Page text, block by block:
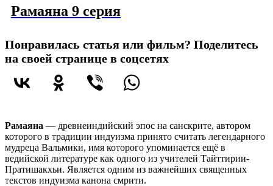
Рамаяна 9 серия
Понравилась статья или фильм? Поделитесь
на своей странице в соцсетях
Рамаяна — древнеиндийский эпос на санскрите, автором
которого в традиции индуизма принято считать легендарного
мудреца Вальмики, имя которого упоминается ещё в
ведийской литературе как одного из учителей Тайттирии-
Пратишакхьи. Является одним из важнейших священных
текстов индуизма канона смрити.